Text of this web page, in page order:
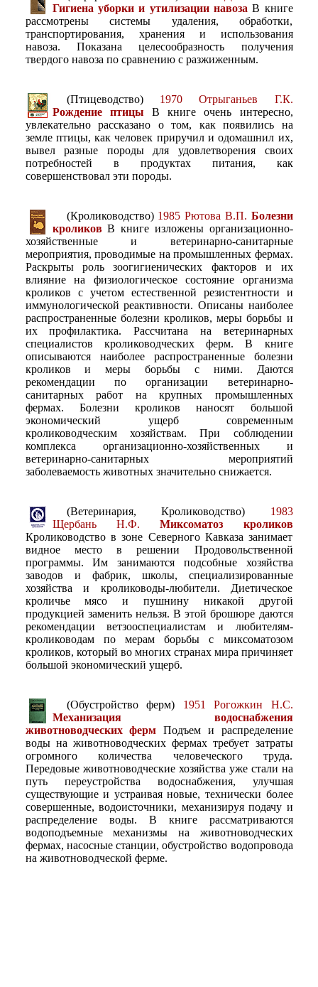
Гигиена уборки и утилизации навоза В книге
рассмотрены системы удаления, обработки,
транспортирования, хранения и использования
навоза. Показана целесообразность получения
твердого навоза по сравнению с разжиженным.
(Птицеводство) 1970 Отрыганьев Г.К.
Рождение птицы В книге очень интересно,
увлекательно рассказано о том, как появились на
земле птицы, как человек приручил и одомашнил их,
вывел разные породы для удовлетворения своих
потребностей в продуктах питания, как
совершенствовал эти породы.
(Кролиководство) 1985 Рютова В.П. Болезни
кроликовВ книге изложены организационно-
хозяйственные и ветеринарно-санитарные
мероприятия, проводимые на промышленных фермах.
Раскрыты роль зоогигиенических факторов и их
влияние на физиологическое состояние организма
кроликов с учетом естественной резистентности и
иммунологической реактивности. Описаны наиболее
распространенные болезни кроликов, меры борьбы и
их профилактика. Рассчитана на ветеринарных
специалистов кролиководческих ферм. В книге
описываются наиболее распространенные болезни
кроликов и меры борьбы с ними. Даются
рекомендации по организации ветеринарно-
санитарных работ на крупных промышленных
фермах. Болезни кроликов наносят большой
экономический ущерб современным
кролиководческим хозяйствам. При соблюдении
комплекса организационно-хозяйственных и
ветеринарно-санитарных мероприятий
заболеваемость животных значительно снижается.
(Ветеринария, Кролиководство) 1983
Щербань Н.Ф.Миксоматоз кроликов
Кролиководство в зоне Северного Кавказа занимает
видное место в решении Продовольственной
программы. Им занимаются подсобные хозяйства
заводов и фабрик, школы, специализированные
хозяйства и кролиководы-любители. Диетическое
кроличье мясо и пушнину никакой другой
продукцией заменить нельзя. В этой брошюре даются
рекомендации ветзооспециалистам и любителям-
кролиководам по мерам борьбы с миксоматозом
кроликов, который во многих странах мира причиняет
большой экономический ущерб.
(Обустройство ферм) 1951 Рогожкин Н.С.
Механизация водоснабжения
животноводческих ферм Подъем и распределение
воды на животноводческих фермах требует затраты
огромного количества человеческого труда.
Передовые животноводческие хозяйства уже стали на
путь переустройства водоснабжения, улучшая
существующие и устраивая новые, технически более
совершенные, водоисточники, механизируя подачу и
распределение воды. В книге рассматриваются
водоподъемные механизмы на животноводческих
фермах, насосные станции, обустройство водопровода
на животноводческой ферме.